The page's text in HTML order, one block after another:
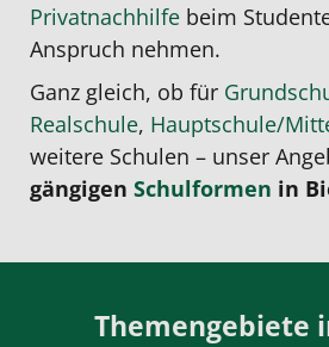
Privatnachhilfe beim
Anspruch nehmen.
Ganz gleich, ob für
Realschule, Hauptschule/
weitere Schulen – unser
gängigen Schulformen in
Themengebiete